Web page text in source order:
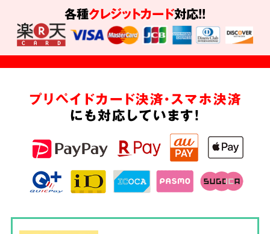
各種クレジットカード対応!!
プリペイドカード決済・スマホ決済
にも対応しています!